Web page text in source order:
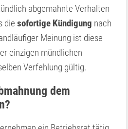
abgemahnte Verhalten
diesofortige Kündigung nach
Meinung ist diese
einzigen mündlichen
Verfehlung gültig.
dem